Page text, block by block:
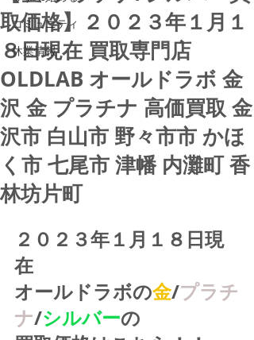
コミュニティ
休業情報
取価格】２０２３年１月１
８日現在 買取専門店
OLDLAB オールドラボ 金
沢 金 プラチナ 高価買取 金
沢市 白山市 野々市市 かほ
く市 七尾市 津幡 内灘町 香
林坊片町
２０２３年１月１８日現
在
オールドラボの金/プラチ
ナ/シルバーの